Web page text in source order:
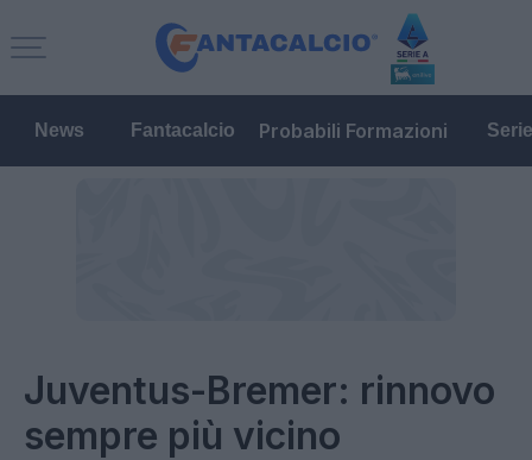
News Fantacalcio Probabili Formazioni
Juventus-Bremer: rinnovo
sempre più vicino